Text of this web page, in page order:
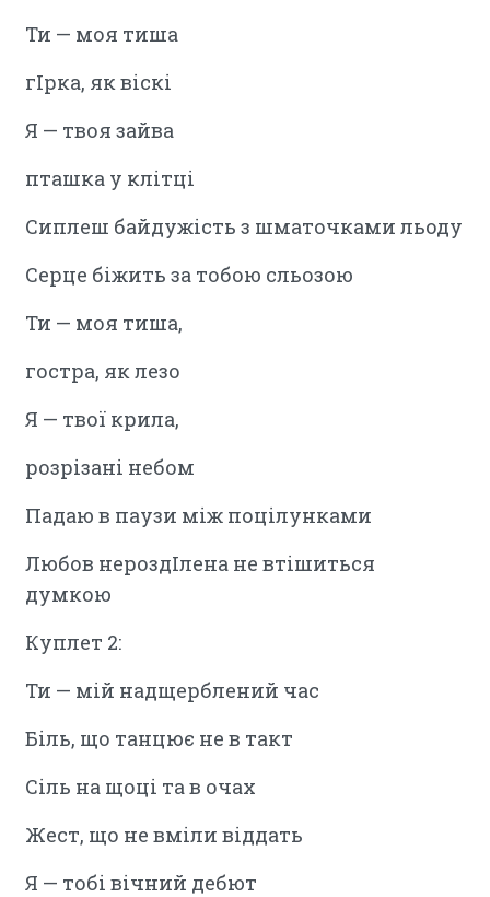
Ти — моя тиша
гІрка, як віскі
Я — твоя зайва
пташка у клітці
Сиплеш байдужість з шматочками льоду
Серце біжить за тобою сльозою
Ти — моя тиша,
гостра, як лезо
Я — твої крила,
розрізані небом
Падаю в паузи між поцілунками
Любов нероздІлена не втішиться
думкою
Куплет 2:
Ти — мій надщерблений час
Біль, що танцює не в такт
Сіль на щоці та в очах
Жест, що не вміли віддать
Я — тобі вічний дебют